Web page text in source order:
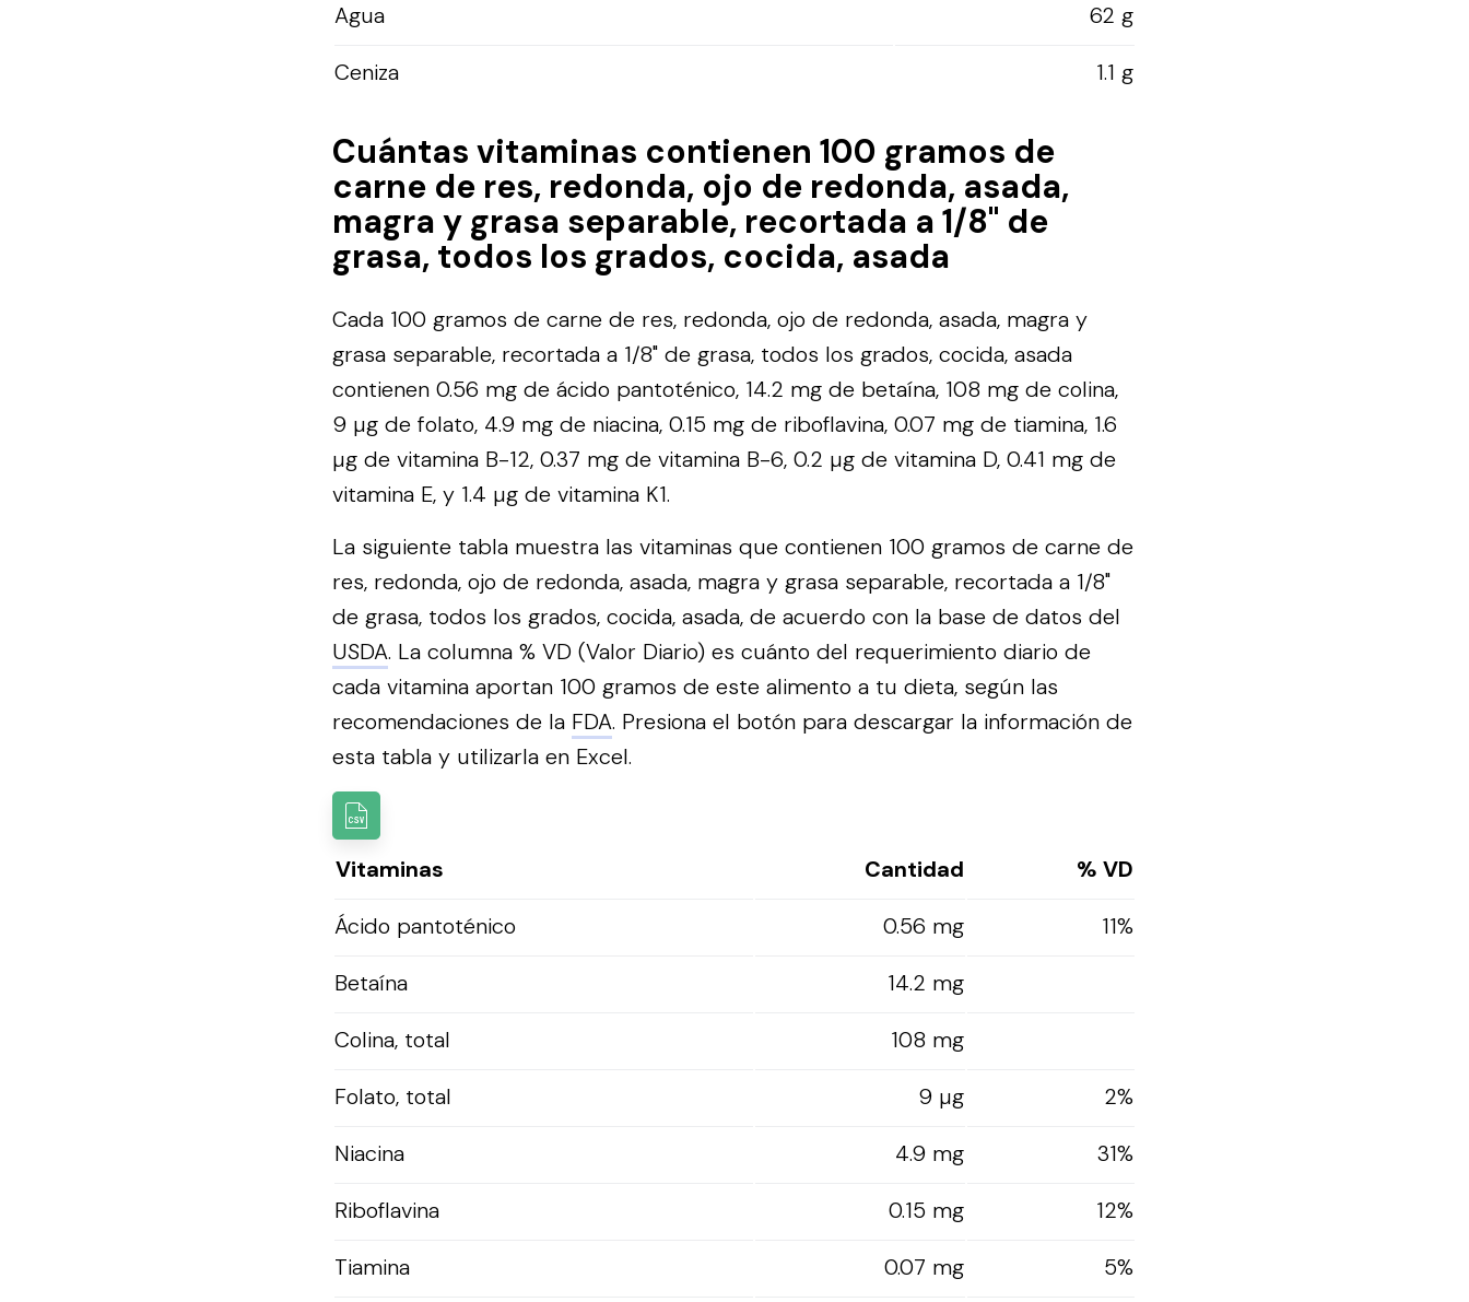
Agua
62 g
Ceniza
1.1 g
Cuántas vitaminas contienen 100 gramos de
carne de res, redonda, ojo de redonda, asada,
magra y grasa separable, recortada a 1/8" de
grasa, todos los grados, cocida, asada
Cada 100 gramos de carne de res, redonda, ojo de redonda, asada, magra y
grasa separable, recortada a 1/8" de grasa, todos los grados, cocida, asada
contienen 0.56 mg de ácido pantoténico, 14.2 mg de betaína, 108 mg de colina,
9 µg de folato, 4.9 mg de niacina, 0.15 mg de riboflavina, 0.07 mg de tiamina, 1.6
µg de vitamina B-12, 0.37 mg de vitamina B-6, 0.2 µg de vitamina D, 0.41 mg de
vitamina E, y 1.4 µg de vitamina K1.
La siguiente tabla muestra las vitaminas que contienen 100 gramos de carne de
res, redonda, ojo de redonda, asada, magra y grasa separable, recortada a 1/8"
de grasa, todos los grados, cocida, asada, de acuerdo con la base de datos del
USDA. La columna % VD (Valor Diario) es cuánto del requerimiento diario de
cada vitamina aportan 100 gramos de este alimento a tu dieta, según las
recomendaciones de la FDA. Presiona el botón para descargar la información de
esta tabla y utilizarla en Excel.
Vitaminas Cantidad
% VD
Ácido pantoténico
0.56 mg
11%
Betaína
14.2 mg
Colina, total
108 mg
Folato, total
9 µg
2%
Niacina
4.9 mg
31%
Riboflavina
0.15 mg
12%
Tiamina
0.07 mg
5%